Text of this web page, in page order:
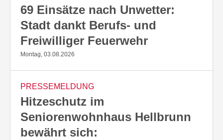
69 Einsätze nach Unwetter:
Stadt dankt Berufs- und
Freiwilliger Feuerwehr
Montag, 03.08.2026
PRESSEMELDUNG
Hitzeschutz im
Seniorenwohnhaus Hellbrunn
bewährt sich: